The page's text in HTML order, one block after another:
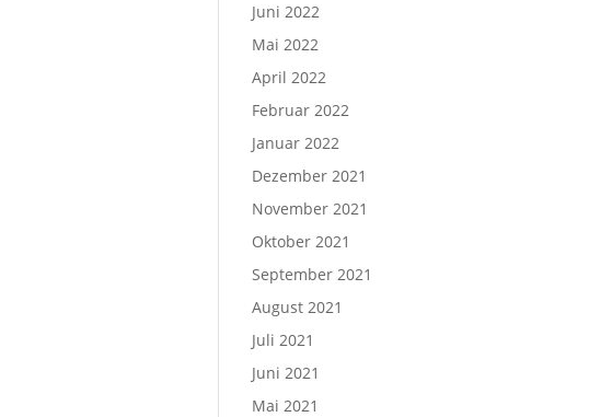
Juni 2022
Mai 2022
April 2022
Februar 2022
Januar 2022
Dezember 2021
November 2021
Oktober 2021
September 2021
August 2021
Juli 2021
Juni 2021
Mai 2021